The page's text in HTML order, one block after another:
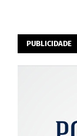
PUBLICIDADE